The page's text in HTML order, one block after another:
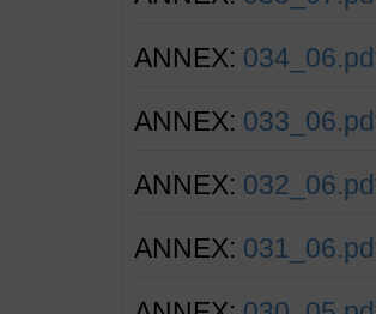
ANNEX:
ANNEX:
ANNEX:
ANNEX: